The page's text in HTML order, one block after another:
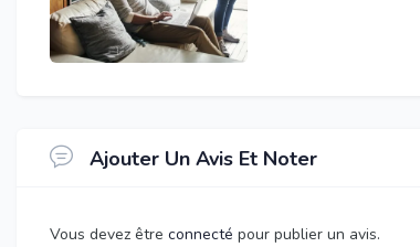
Ajouter Un Avis Et Noter
Vous devez être connecté pour publier un avis.